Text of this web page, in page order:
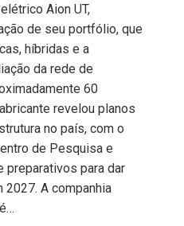
Aion UT,
de seu portfólio, que
híbridas e a
da rede de
60
revelou planos
no país, com o
de Pesquisa e
preparativos para dar
2027. A companhia